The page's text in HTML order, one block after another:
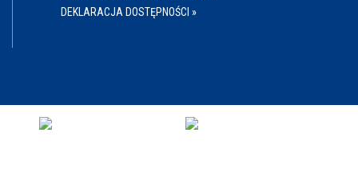
DEKLARACJA DOSTĘPNOŚCI »